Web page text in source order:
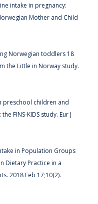
intake in pregnancy:
Mother and Child
Norwegian toddlers 18
the Little in Norway study.
preschool children and
FINS-KIDS study. Eur J
in Population Groups
Dietary Practice in a
2018 Feb 17;10(2).